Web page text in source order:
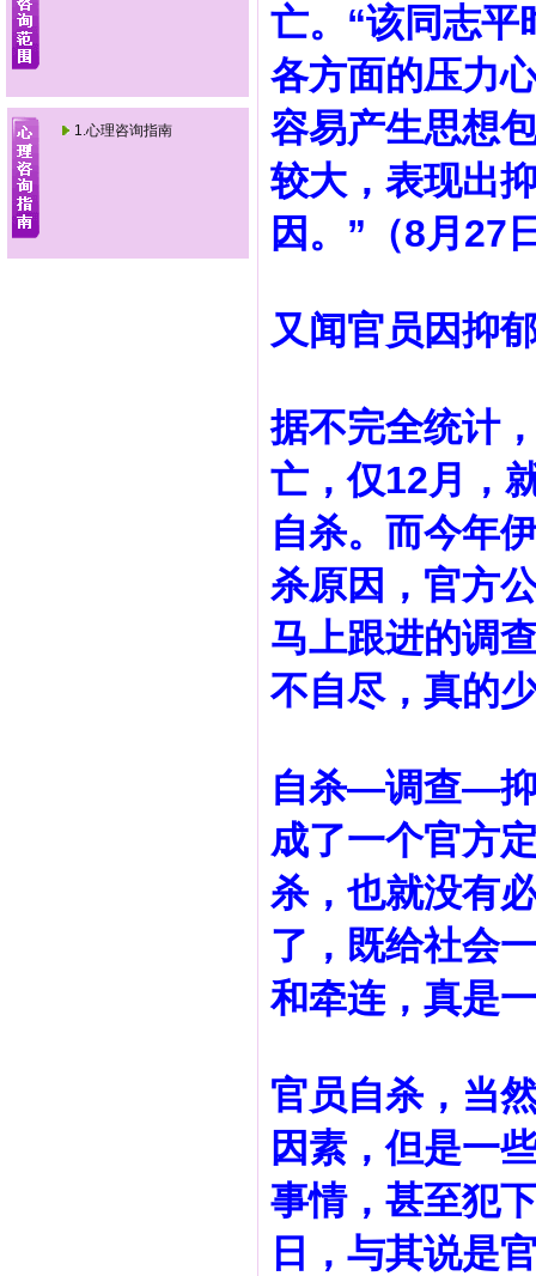
1.心理咨询指南
亡。“该同志平
各方面的压力
容易产生思想
较大，表现出
因。”（8月27
又闻官员因抑
据不完全统计
亡，仅12月，
自杀。而今年
杀原因，官方
马上跟进的调
不自尽，真的
自杀—调查—抑
成了一个官方
杀，也就没有
了，既给社会
和牵连，真是
官员自杀，当
因素，但是一
事情，甚至犯
日，与其说是